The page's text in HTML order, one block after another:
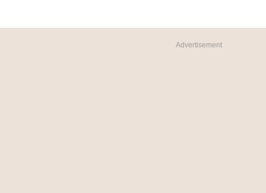
Advertisement